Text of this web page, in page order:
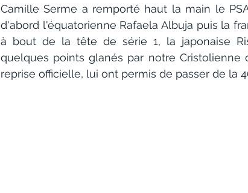
Camille Serme a remporté haut la main le
d'abord l'équatorienne Rafaela Albuja puis la
à bout de la tête de série 1, la japonaise
quelques points glanés par notre Cristolienne
reprise officielle, lui ont permis de passer de la